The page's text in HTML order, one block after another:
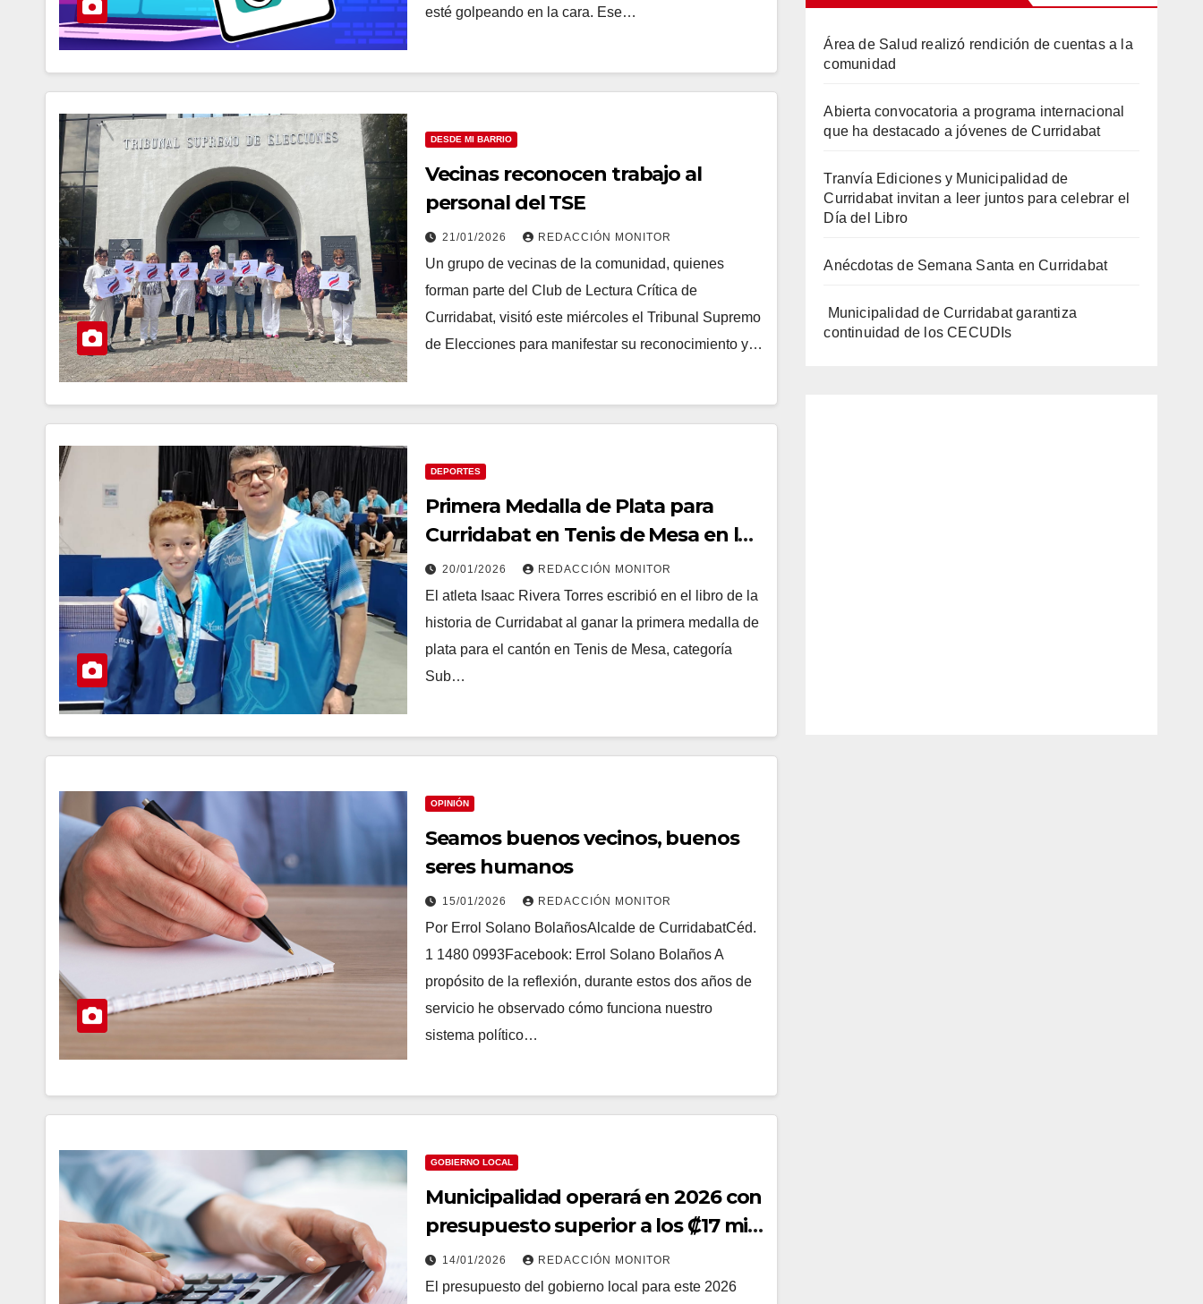
esté golpeando en la cara. Ese…
DESDE MI BARRIO
Vecinas reconocen trabajo al
personal del TSE
21/01/2026 REDACCIÓN MONITOR
Un grupo de vecinas de la comunidad, quienes
forman parte del Club de Lectura Crítica de
Curridabat, visitó este miércoles el Tribunal Supremo
de Elecciones para manifestar su reconocimiento y…
DEPORTES
Primera Medalla de Plata para
Curridabat en Tenis de Mesa en la
historia
20/01/2026 REDACCIÓN MONITOR
El atleta Isaac Rivera Torres escribió en el libro de la
historia de Curridabat al ganar la primera medalla de
plata para el cantón en Tenis de Mesa, categoría
Sub…
OPINIÓN
Seamos buenos vecinos, buenos
seres humanos
15/01/2026 REDACCIÓN MONITOR
Por Errol Solano BolañosAlcalde de CurridabatCéd.
1 1480 0993Facebook: Errol Solano Bolaños A
propósito de la reflexión, durante estos dos años de
servicio he observado cómo funciona nuestro
sistema político…
GOBIERNO LOCAL
Municipalidad operará en 2026 con
presupuesto superior a los ₡17 mil
millones
14/01/2026 REDACCIÓN MONITOR
El presupuesto del gobierno local para este 2026
Área de Salud realizó rendición de cuentas a la
comunidad
Abierta convocatoria a programa internacional
que ha destacado a jóvenes de Curridabat
Tranvía Ediciones y Municipalidad de
Curridabat invitan a leer juntos para celebrar el
Día del Libro
Anécdotas de Semana Santa en Curridabat
Municipalidad de Curridabat garantiza
continuidad de los CECUDIs